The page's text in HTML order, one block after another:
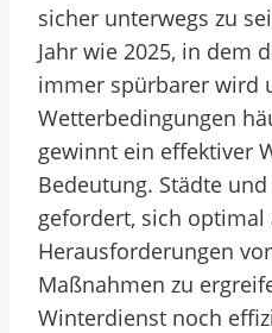
sicher unterwegs zu
Jahr wie 2025, in dem
immer spürbarer wird
Wetterbedingungen
gewinnt ein effektiver
Bedeutung. Städte
gefordert, sich optimal
Herausforderungen
Maßnahmen zu
Winterdienst noch